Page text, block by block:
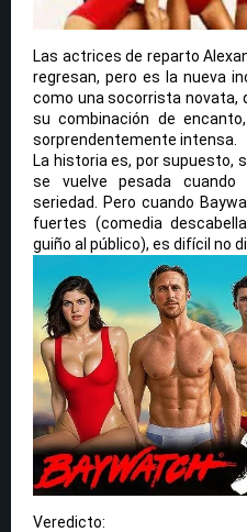
Las actrices de reparto
regresan, pero es la nueva
como una socorrista novata,
su combinación de
sorprendentemente intensa.
La historia es, por supuesto,
se vuelve pesada cuando
seriedad. Pero cuando
fuertes (comedia
guiño al público), es difícil no
Veredicto: